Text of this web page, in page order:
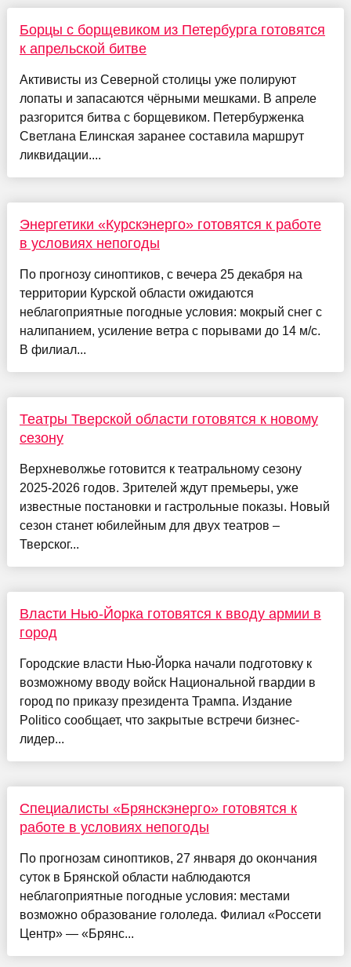
Борцы с борщевиком из Петербурга готовятся
к апрельской битве
Активисты из Северной столицы уже полируют
лопаты и запасаются чёрными мешками. В апреле
разгорится битва с борщевиком. Петербурженка
Светлана Елинская заранее составила маршрут
ликвидации....
Энергетики «Курскэнерго» готовятся к работе
в условиях непогоды
По прогнозу синоптиков, с вечера 25 декабря на
территории Курской области ожидаются
неблагоприятные погодные условия: мокрый снег с
налипанием, усиление ветра с порывами до 14 м/с.
В филиал...
Театры Тверской области готовятся к новому
сезону
Верхневолжье готовится к театральному сезону
2025-2026 годов. Зрителей ждут премьеры, уже
известные постановки и гастрольные показы. Новый
сезон станет юбилейным для двух театров –
Тверског...
Власти Нью-Йорка готовятся к вводу армии в
город
Городские власти Нью-Йорка начали подготовку к
возможному вводу войск Национальной гвардии в
город по приказу президента Трампа. Издание
Politico сообщает, что закрытые встречи бизнес-
лидер...
Специалисты «Брянскэнерго» готовятся к
работе в условиях непогоды
По прогнозам синоптиков, 27 января до окончания
суток в Брянской области наблюдаются
неблагоприятные погодные условия: местами
возможно образование гололеда. Филиал «Россети
Центр» — «Брянс...